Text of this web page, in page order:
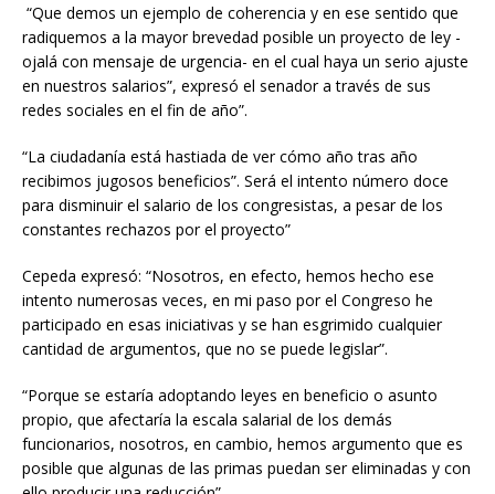
“Que demos un ejemplo de coherencia y en ese sentido que
radiquemos a la mayor brevedad posible un proyecto de ley -
ojalá con mensaje de urgencia- en el cual haya un serio ajuste
en nuestros salarios”, expresó el senador a través de sus
redes sociales en el fin de año”.
“La ciudadanía está hastiada de ver cómo año tras año
recibimos jugosos beneficios”. Será el intento número doce
para disminuir el salario de los congresistas, a pesar de los
constantes rechazos por el proyecto”
Cepeda expresó: “Nosotros, en efecto, hemos hecho ese
intento numerosas veces, en mi paso por el Congreso he
participado en esas iniciativas y se han esgrimido cualquier
cantidad de argumentos, que no se puede legislar”.
“Porque se estaría adoptando leyes en beneficio o asunto
propio, que afectaría la escala salarial de los demás
funcionarios, nosotros, en cambio, hemos argumento que es
posible que algunas de las primas puedan ser eliminadas y con